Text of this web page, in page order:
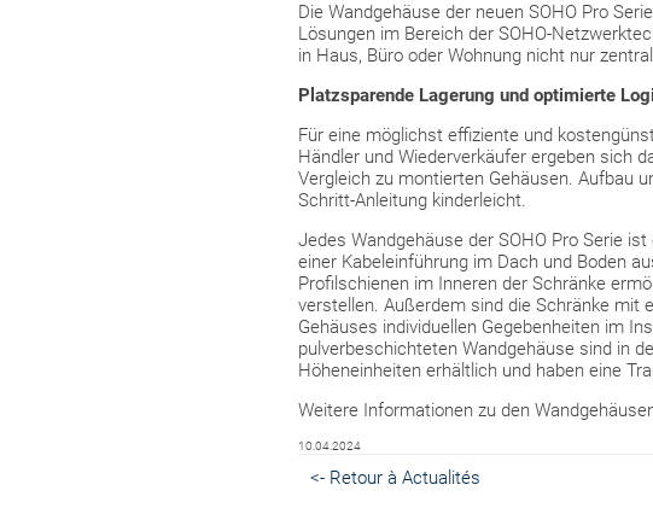
Die Wandgehäuse der neuen SOHO Pro
Lösungen im Bereich der SOHO-
in Haus, Büro oder Wohnung nicht nur
Platzsparende Lagerung und optimierte
Für eine möglichst effiziente und
Händler und Wiederverkäufer ergeben sich
Vergleich zu montierten Gehäusen. Aufbau
Schritt-Anleitung kinderleicht.
Jedes Wandgehäuse der SOHO Pro Serie
einer Kabeleinführung im Dach und Boden
Profilschienen im Inneren der Schränke
verstellen. Außerdem sind die Schränke mit
Gehäuses individuellen Gegebenheiten im
pulverbeschichteten Wandgehäuse sind in
Höheneinheiten erhältlich und haben eine
Weitere Informationen zu den
10.04.2024
<- Retour à Actualités